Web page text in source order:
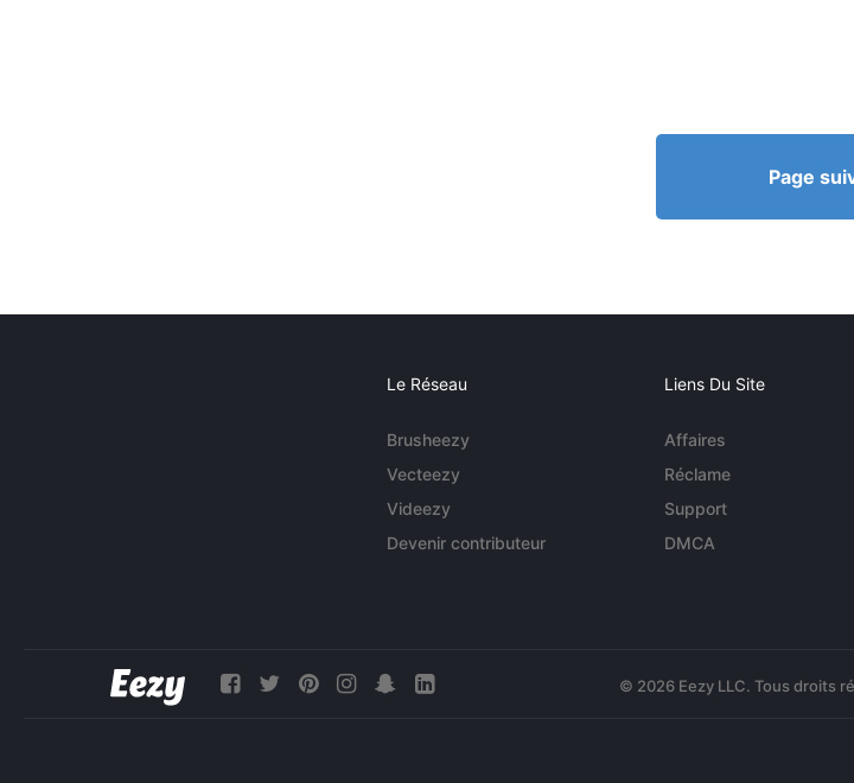
Page
Le Réseau
Brusheezy
Vecteezy
Videezy
Devenir contributeur
Liens Du Site
Affaires
Réclame
Support
DMCA
© 2026 Eezy LLC. Tous droits